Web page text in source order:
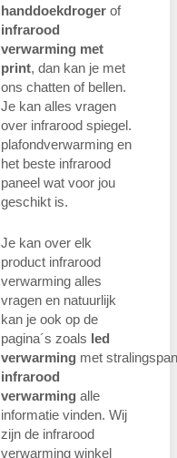
handdoekdroger of
infrarood
verwarming met
print, dan kan je met
ons chatten of bellen.
Je kan alles vragen
over infrarood spiegel.
plafondverwarming en
het beste infrarood
paneel wat voor jou
geschikt is.
Je kan over elk
product infrarood
verwarming alles
vragen en natuurlijk
kan je ook op de
pagina´s zoals led
verwarming met
infrarood
verwarming alle
informatie vinden. Wij
zijn de infrarood
verwarming winkel